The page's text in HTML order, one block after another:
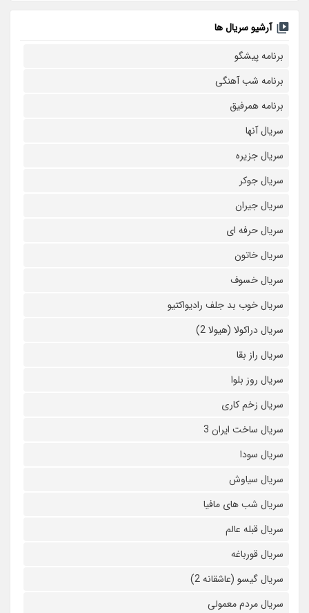
آرشیو سریال ها
برنامه پیشگو
برنامه شب آهنگی
برنامه همرفیق
سریال آنها
سریال جزیره
سریال جوکر
سریال جیران
سریال حرفه ای
سریال خاتون
سریال خسوف
سریال خوب بد جلف رادیواکتیو
سریال دراکولا (هیولا 2)
سریال راز بقا
سریال روز بلوا
سریال زخم کاری
سریال ساخت ایران 3
سریال سودا
سریال سیاوش
سریال شب های مافیا
سریال قبله عالم
سریال قورباغه
سریال گیسو (عاشقانه 2)
سریال مردم معمولی